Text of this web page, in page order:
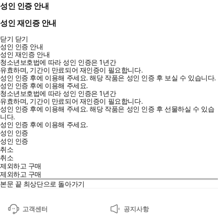
성인 인증 안내
성인 재인증 안내
닫기 닫기
성인 인증 안내
성인 재인증 안내
청소년보호법에 따라 성인 인증은 1년간
유효하며, 기간이 만료되어 재인증이 필요합니다.
성인 인증 후에 이용해 주세요.해당 작품은 성인 인증 후 보실 수 있습니다.
성인 인증 후에 이용해 주세요.
청소년보호법에 따라 성인 인증은 1년간
유효하며, 기간이 만료되어 재인증이 필요합니다.
성인 인증 후에 이용해 주세요.해당 작품은 성인 인증 후 선물하실 수 있습
니다.
성인 인증 후에 이용해 주세요.
성인 인증
성인 인증
취소
취소
제외하고 구매
제외하고 구매
본문 끝 최상단으로 돌아가기
고객센터 공지사항